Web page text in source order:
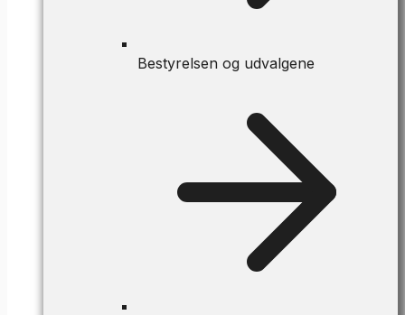
Bestyrelsen og udvalgene